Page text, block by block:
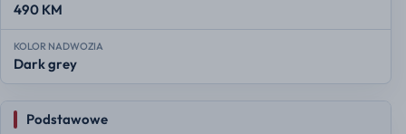
490 KM
KOLOR NADWOZIA
Dark grey
Podstawowe